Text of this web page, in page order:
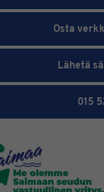
Osta
Lähetä
015